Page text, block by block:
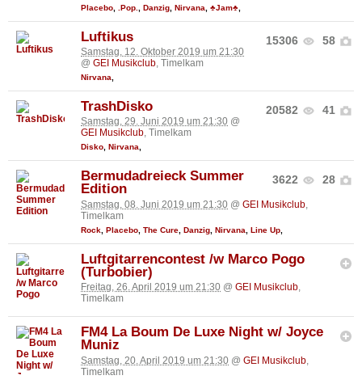
Placebo .Pop. Danzig Nirvana ♣Jam♣
15306 58
Luftikus
Samstag, 12. Oktober 2019 um 21:30
@ GEI Musikclub, Timelkam
Nirvana
20582 41
TrashDisko
Samstag, 29. Juni 2019 um 21:30 @
GEI Musikclub, Timelkam
Disko, Nirvana,
3622 28
Bermudadreieck Summer
Edition
Samstag, 08. Juni 2019 um 21:30 @ GEI Musikclub
Timelkam
Rock Placebo The Cure Danzig Nirvana Line Up
Luftgitarrencontest /w Marco Pogo
(Turbobier)
Freitag, 26. April 2019 um 21:30 @ GEI Musikclub,
Timelkam
FM4 La Boum De Luxe Night w/ Joyce
Muniz
Samstag, 20. April 2019 um 21:30 @ GEI Musikclub
Timelkam